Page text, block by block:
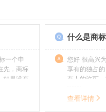
一个申
先，商标
如果没有
会提
什么是商
您好 很高兴
享有的独占
有人的许可
的商标。2、
制造他人注
查看详情